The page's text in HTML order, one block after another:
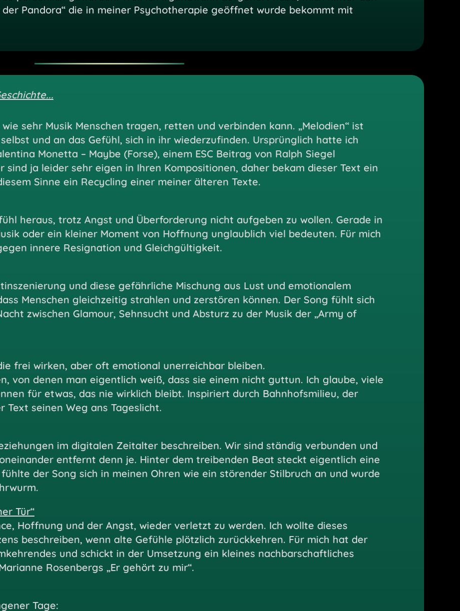
der Pandora“ die in meiner Psychotherapie geöffnet wurde bekommt mit
sehr Musik Menschen tragen, retten und verbinden kann. „Melodien“ ist
und an das Gefühl, sich in ihr wiederzufinden. Ursprünglich hatte ich
Monetta – Maybe (Forse), einem ESC Beitrag von Ralph Siegel
sind ja leider sehr eigen in Ihren Kompositionen, daher bekam dieser Text ein
Sinne ein Recycling einer meiner älteren Texte.
heraus, trotz Angst und Überforderung nicht aufgeben zu wollen. Gerade in
oder ein kleiner Moment von Hoffnung unglaublich viel bedeuten. Für mich
innere Resignation und Gleichgültigkeit.
und diese gefährliche Mischung aus Lust und emotionalem
Menschen gleichzeitig strahlen und zerstören können. Der Song fühlt sich
zwischen Glamour, Sehnsucht und Absturz zu der Musik der „Army of
frei wirken, aber oft emotional unerreichbar bleiben.
von denen man eigentlich weiß, dass sie einem nicht guttun. Ich glaube, viele
für etwas, das nie wirklich bleibt. Inspiriert durch Bahnhofsmilieu, der
seinen Weg ans Tageslicht.
im digitalen Zeitalter beschreiben. Wir sind ständig verbunden und
entfernt denn je. Hinter dem treibenden Beat steckt eigentlich eine
der Song sich in meinen Ohren wie ein störender Stilbruch an und wurde
Tür“
Hoffnung und der Angst, wieder verletzt zu werden. Ich wollte dieses
beschreiben, wenn alte Gefühle plötzlich zurückkehren. Für mich hat der
und schickt in der Umsetzung ein kleines nachbarschaftliches
Rosenbergs „Er gehört zu mir“.
Tage: